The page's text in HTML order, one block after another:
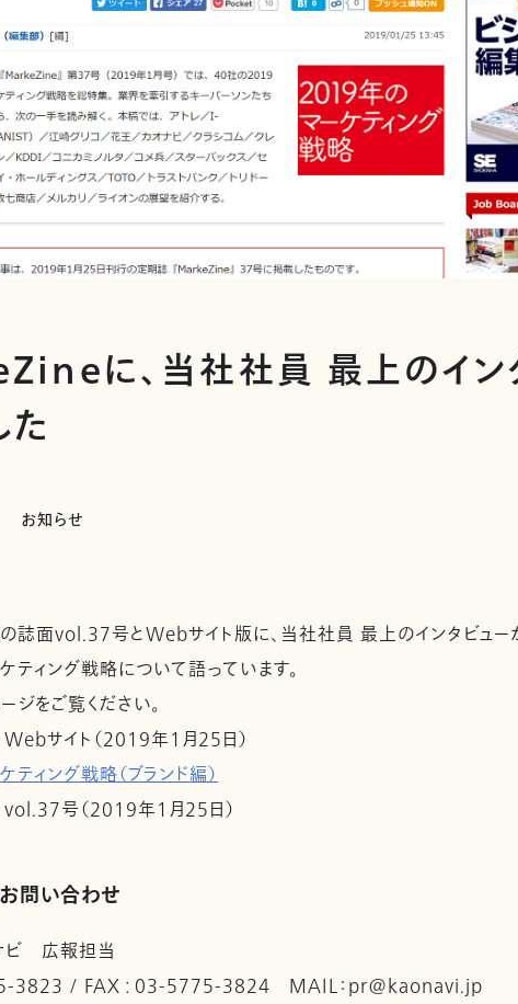
に、当社社員 最上のイン
た
お知らせ
誌面vol.37号とWebサイト版に、当社社員 最上のインタビュー
ィング戦略について語っています。
ジをご覧ください。
サイト（2019年1月25日）
ィング戦略（ブランド編）
号（2019年1月25日）
問い合わせ
ビ 広報担当
3823 / FAX : 03-5775-3824 MAIL：pr@kaonavi.jp